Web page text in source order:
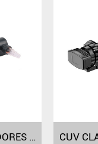
CUV CLARIFICADORES UV-C DA SÉRIE CUV-618/624 CUV-636